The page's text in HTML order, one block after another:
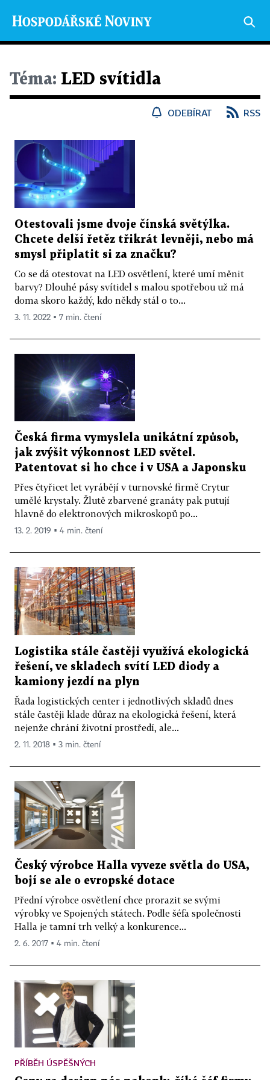
Téma: LED svítidla
ODEBÍRAT RSS
Otestovali jsme dvoje čínská světýlka.
Chcete delší řetěz třikrát levněji, nebo má
smysl připlatit si za značku?
Co se dá otestovat na LED osvětlení, které umí měnit
barvy? Dlouhé pásy svítidel s malou spotřebou už má
doma skoro každý, kdo někdy stál o to...
3. 11. 2022 ▪ 7 min. čtení
Česká firma vymyslela unikátní způsob,
jak zvýšit výkonnost LED světel.
Patentovat si ho chce i v USA a Japonsku
Přes čtyřicet let vyrábějí v turnovské firmě Crytur
umělé krystaly. Žlutě zbarvené granáty pak putují
hlavně do elektronových mikroskopů po...
13. 2. 2019 ▪ 4 min. čtení
Logistika stále častěji využívá ekologická
řešení, ve skladech svítí LED diody a
kamiony jezdí na plyn
Řada logistických center i jednotlivých skladů dnes
stále častěji klade důraz na ekologická řešení, která
nejenže chrání životní prostředí, ale...
2. 11. 2018 ▪ 3 min. čtení
Český výrobce Halla vyveze světla do USA,
bojí se ale o evropské dotace
Přední výrobce osvětlení chce prorazit se svými
výrobky ve Spojených státech. Podle šéfa společnosti
Halla je tamní trh velký a konkurence...
2. 6. 2017 ▪ 4 min. čtení
PŘÍBĚH ÚSPĚŠNÝCH